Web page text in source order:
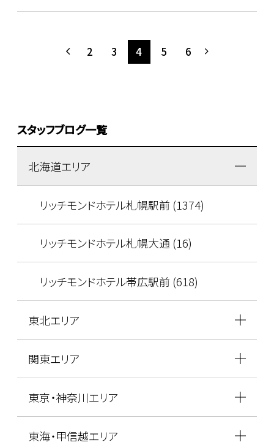
2 3 4 5 6
スタッフブログ一覧
北海道エリア
リッチモンドホテル札幌駅前 (1374)
リッチモンドホテル札幌大通 (16)
リッチモンドホテル帯広駅前 (618)
東北エリア
関東エリア
東京・神奈川エリア
東海・甲信越エリア